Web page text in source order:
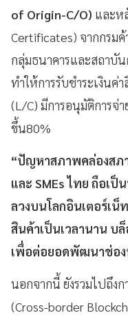
of Origin-C/O) และห
Certificates) จากกรม
กลุ่มธนาคารและสถาบัน
ทำให้การรับชำระเงิน
(L/C) มีการอนุมัติการจ่า
ขึ้น80%
“ปัญหาสภาพคล่องสภ
และ SMEs ไทย ถือเ
ลวงบนโลกอินเตอร์เน็
สินค้าเป็นเวลานาน บ
เพื่อต่อยอดพัฒนาช่อง
นอกจากนี้ ยังรวมไปถึง
(Cross-border